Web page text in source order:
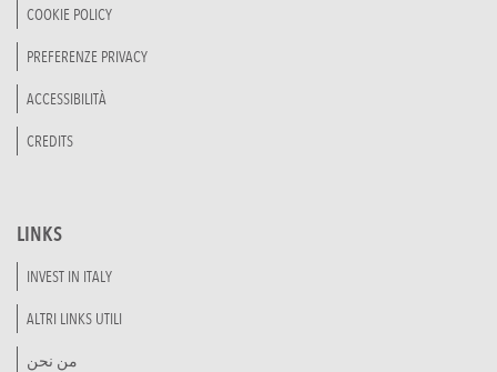
COOKIE POLICY
PREFERENZE PRIVACY
ACCESSIBILITÀ
CREDITS
LINKS
INVEST IN ITALY
ALTRI LINKS UTILI
من نحن